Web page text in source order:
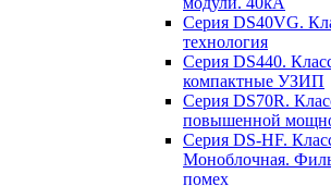
Серия DS40VG.
технология
Серия DS440.
компактные УЗИП
Серия DS70R.
повышенной
Серия DS-HF.
Моноблочная.
помех